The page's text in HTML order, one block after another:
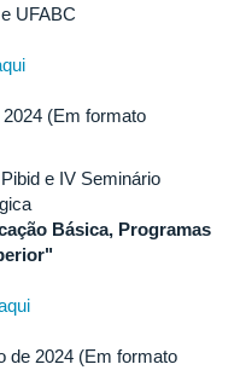
UFABC
(Em formato
e IV Seminário
Básica, Programas
de 2024 (Em formato